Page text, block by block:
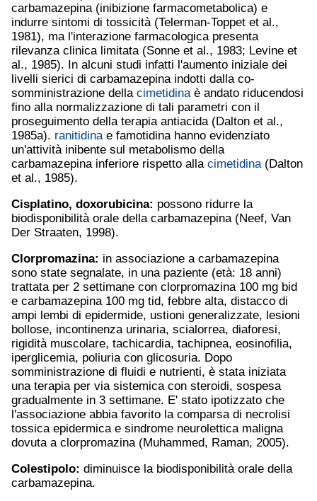
carbamazepina (inibizione farmacometabolica) e
indurre sintomi di tossicità (Telerman-Toppet et al.,
1981), ma l'interazione farmacologica presenta
rilevanza clinica limitata (Sonne et al., 1983; Levine et
al., 1985). In alcuni studi infatti l'aumento iniziale dei
livelli sierici di carbamazepina indotti dalla co-
somministrazione della cimetidinaè andato riducendosi
fino alla normalizzazione di tali parametri con il
proseguimento della terapia antiacida (Dalton et al.,
1985a). ranitidinae famotidina hanno evidenziato
un'attività inibente sul metabolismo della
carbamazepina inferiore rispetto alla cimetidina(Dalton
et al., 1985).
Cisplatino, doxorubicina: possono ridurre la
biodisponibilità orale della carbamazepina (Neef, Van
Der Straaten, 1998).
Clorpromazina: in associazione a carbamazepina
sono state segnalate, in una paziente (età: 18 anni)
trattata per 2 settimane con clorpromazina 100 mg bid
e carbamazepina 100 mg tid, febbre alta, distacco di
ampi lembi di epidermide, ustioni generalizzate, lesioni
bollose, incontinenza urinaria, scialorrea, diaforesi,
rigidità muscolare, tachicardia, tachipnea, eosinofilia,
iperglicemia, poliuria con glicosuria. Dopo
somministrazione di fluidi e nutrienti, è stata iniziata
una terapia per via sistemica con steroidi, sospesa
gradualmente in 3 settimane. E' stato ipotizzato che
l'associazione abbia favorito la comparsa di necrolisi
tossica epidermica e sindrome neurolettica maligna
dovuta a clorpromazina (Muhammed, Raman, 2005).
Colestipolo: diminuisce la biodisponibilità orale della
carbamazepina.